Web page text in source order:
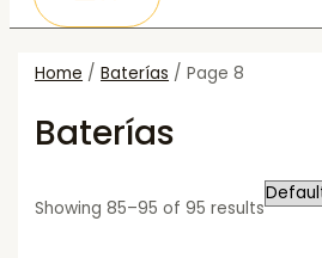
Home /Baterías / Page 8
Baterías
Showing 85–95 of 95 results